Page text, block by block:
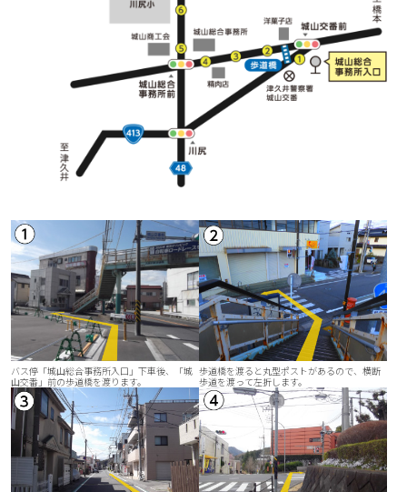
バス停「城山総合事務所入口」下車後、「城
山交番」前の歩道橋を渡ります。
歩道橋を渡ると丸型ポストがあるので、横断
歩道を渡って左折します。